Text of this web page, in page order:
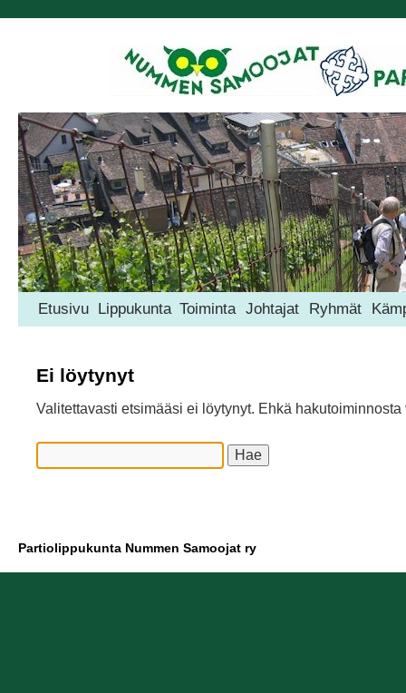
Etusivu Lippukunta Toiminta Johtajat Ryhmät
Ei löytynyt
Valitettavasti etsimääsi ei löytynyt. Ehkä
Partiolippukunta Nummen Samoojat ry